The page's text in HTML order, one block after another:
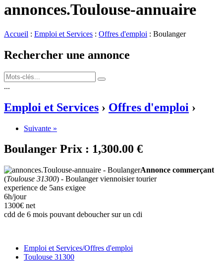
annonces.Toulouse-annuaire
Accueil : Emploi et Services : Offres d'emploi : Boulanger
Rechercher une annonce
...
Emploi et Services › Offres d'emploi ›
Suivante »
Boulanger Prix : 1,300.00 €
Annonce commerçant
(Toulouse 31300) - Boulanger viennoisier tourier
experience de 5ans exigee
6h/jour
1300€ net
cdd de 6 mois pouvant deboucher sur un cdi
Emploi et Services/Offres d'emploi
Toulouse 31300